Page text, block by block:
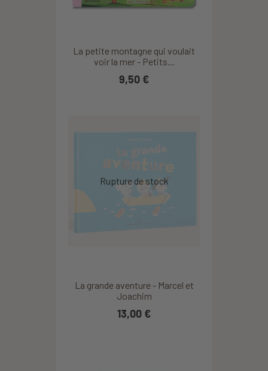
La petite montagne qui voulait
voir la mer - Petits...
9,50 €
La grande aventure - Marcel et
Joachim
13,00 €